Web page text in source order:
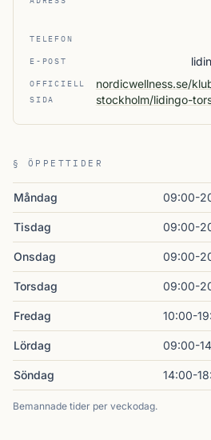
TELEFON
E-POST
OFFICIELL
SIDA
nordicwellness.se/
stockholm/lidingo-
§ ÖPPETTIDER
Måndag 09:00-
Tisdag 09:00-
Onsdag 09:00-
Torsdag 09:00-
Fredag 10:00-
Lördag 09:00-
Söndag 14:00-
Bemannade tider per veckodag.